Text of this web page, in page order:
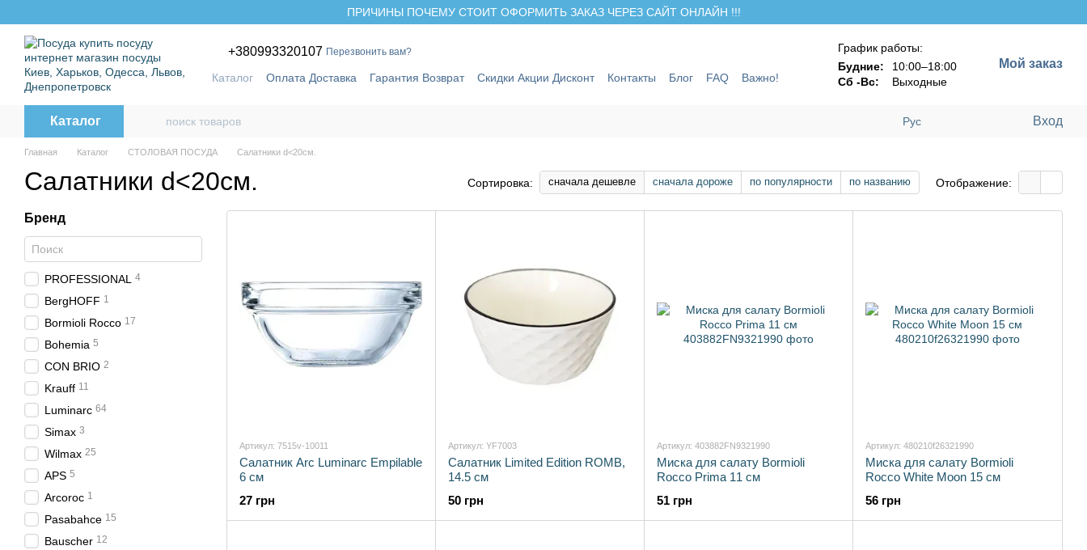
ПРИЧИНЫ ПОЧЕМУ СТОИТ ОФОРМИТЬ ЗАКАЗ ЧЕРЕЗ САЙТ ОНЛАЙН !!!
+380993320107 Перезвонить вам?
Каталог Оплата Доставка Гарантия Возврат Скидки Акции Дисконт Контакты Блог FAQ
Важно!
График работы:
Будние:
10:00–18:00
Сб -Вс:
Выходные
Мой заказ
Каталог Рус Вход
Главная Каталог СТОЛОВАЯ ПОСУДА Салатники d<20см.
Салатники d<20см. Сортировка: сначала дешевле сначала дороже по популярности по названию Отображение:
Артикул: 7515v-10011
Салатник Arc Luminarc Empilable
6 см
27 грн
Артикул: YF7003
Салатник Limited Edition ROMB,
14.5 см
50 грн
Артикул: 403882FN9321990
Миска для салату Bormioli
Rocco Prima 11 см
51 грн
Артикул: 480210f26321990
Миска для салату Bormioli
Rocco White Moon 15 см
56 грн
Бренд
PROFESSIONAL 4
BergHOFF 1
Bormioli Rocco 17
Bohemia 5
CON BRIO 2
Krauff 11
Luminarc 64
Simax 3
Wilmax 25
APS 5
Arcoroc 1
Pasabahce 15
Bauscher 12